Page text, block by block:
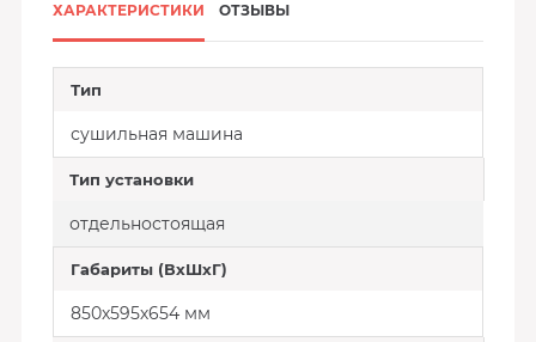
ХАРАКТЕРИСТИКИ ОТЗЫВЫ
Тип
сушильная машина
Тип установки
отдельностоящая
Габариты (ВхШхГ)
850х595х654 мм